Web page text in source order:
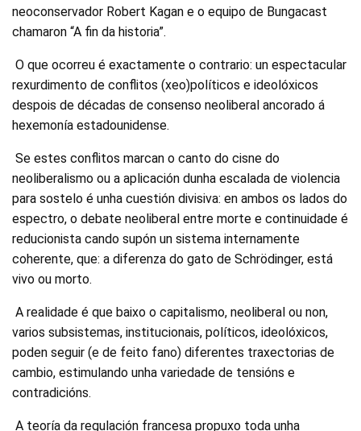
neoconservador Robert Kagan e o equipo de Bungacast
chamaron “A fin da historia”.
O que ocorreu é exactamente o contrario: un espectacular
rexurdimento de conflitos (xeo)políticos e ideolóxicos
despois de décadas de consenso neoliberal ancorado á
hexemonía estadounidense.
Se estes conflitos marcan o canto do cisne do
neoliberalismo ou a aplicación dunha escalada de violencia
para sostelo é unha cuestión divisiva: en ambos os lados do
espectro, o debate neoliberal entre morte e continuidade é
reducionista cando supón un sistema internamente
coherente, que: a diferenza do gato de Schrödinger, está
vivo ou morto.
A realidade é que baixo o capitalismo, neoliberal ou non,
varios subsistemas, institucionais, políticos, ideolóxicos,
poden seguir (e de feito fano) diferentes traxectorias de
cambio, estimulando unha variedade de tensións e
contradicións.
A teoría da regulación francesa propuxo toda unha